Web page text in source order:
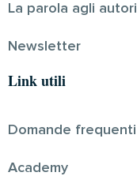
La parola agli autori
Newsletter
Link utili
Domande frequenti
Academy